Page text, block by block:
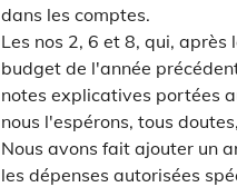
dans les comptes.
Les nos 2, 6 et 8, qui,
budget de l'année
notes explicatives portées
nous l'espérons, tous
Nous avons fait ajouter un
les dépenses autorisées